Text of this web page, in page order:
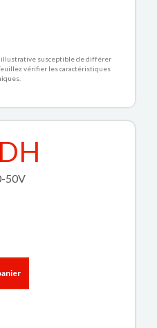
illustrative susceptible de différer
vérifier les caractéristiques
50V